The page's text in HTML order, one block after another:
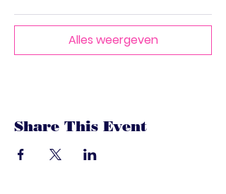
Alles weergeven
Share This Event